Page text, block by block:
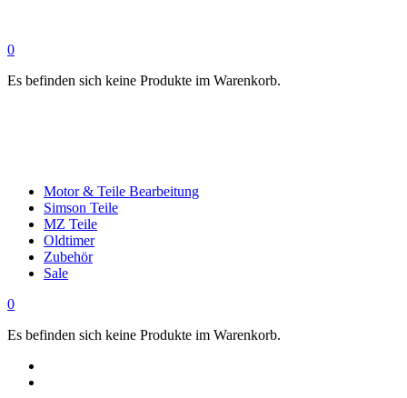
0
Es befinden sich keine Produkte im Warenkorb.
Motor & Teile Bearbeitung
Simson Teile
MZ Teile
Oldtimer
Zubehör
Sale
0
Es befinden sich keine Produkte im Warenkorb.